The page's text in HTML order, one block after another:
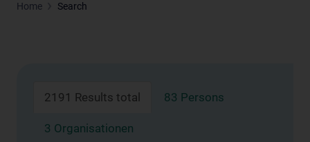
Home Search
2191 Results total 83 Persons
3 Organisationen